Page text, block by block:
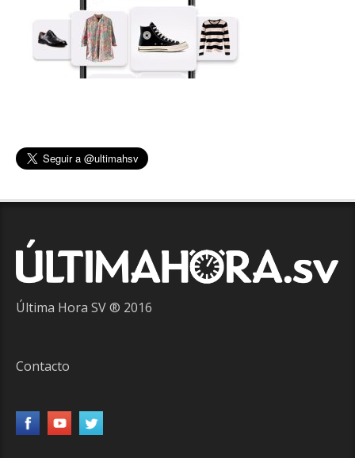
Última Hora SV ® 2016
Contacto